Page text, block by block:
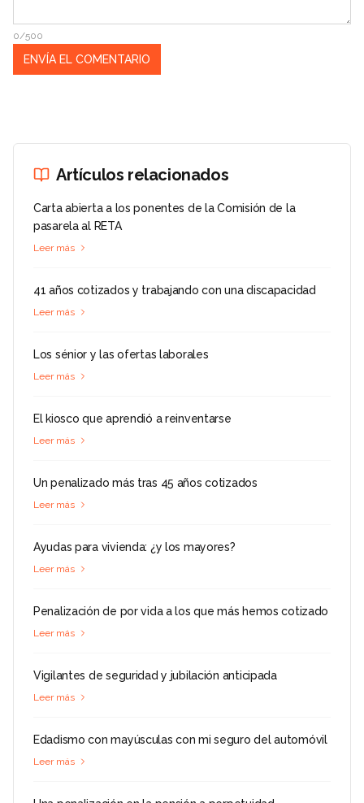
0/500
Artículos relacionados
Carta abierta a los ponentes de la Comisión de la
pasarela al RETA
Leer más
41 años cotizados y trabajando con una discapacidad
Leer más
Los sénior y las ofertas laborales
Leer más
El kiosco que aprendió a reinventarse
Leer más
Un penalizado más tras 45 años cotizados
Leer más
Ayudas para vivienda: ¿y los mayores?
Leer más
Penalización de por vida a los que más hemos cotizado
Leer más
Vigilantes de seguridad y jubilación anticipada
Leer más
Edadismo con mayúsculas con mi seguro del automóvil
Leer más